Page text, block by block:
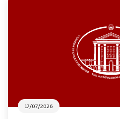
Основање на здружение
17/07/2026